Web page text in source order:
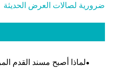
لصالات العرض الحديثة
لماذا أصبح مسند القدم